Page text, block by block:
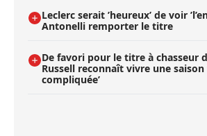
Leclerc serait ’heureux’ de voir
Antonelli remporter le titre
De favori pour le titre à chasseur
Russell reconnaît vivre une saison
compliquée’